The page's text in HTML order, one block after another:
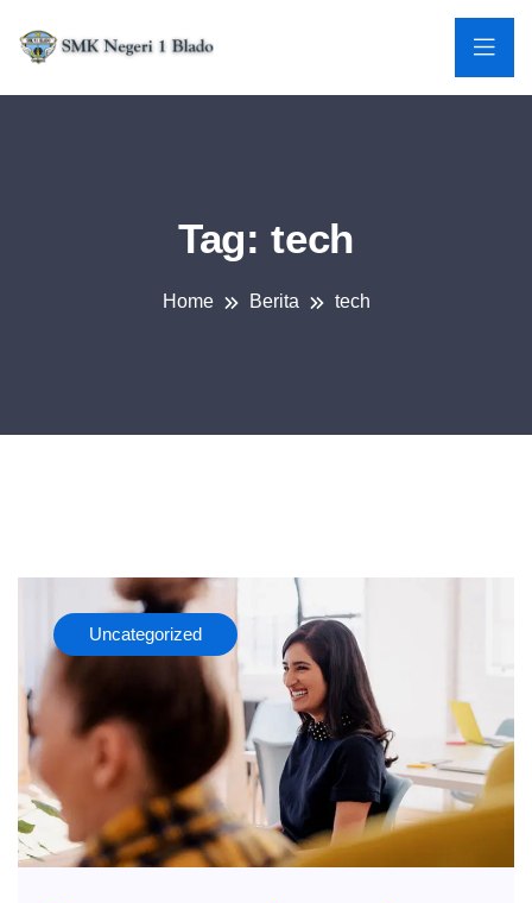
Tag:tech
Home Berita tech
Uncategorized